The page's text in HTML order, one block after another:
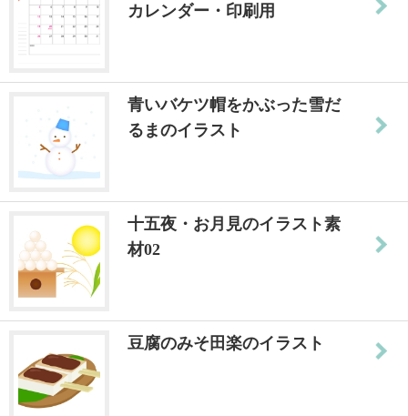
カレンダー・印刷用
青いバケツ帽をかぶった雪だ
るまのイラスト
十五夜・お月見のイラスト素
材02
豆腐のみそ田楽のイラスト